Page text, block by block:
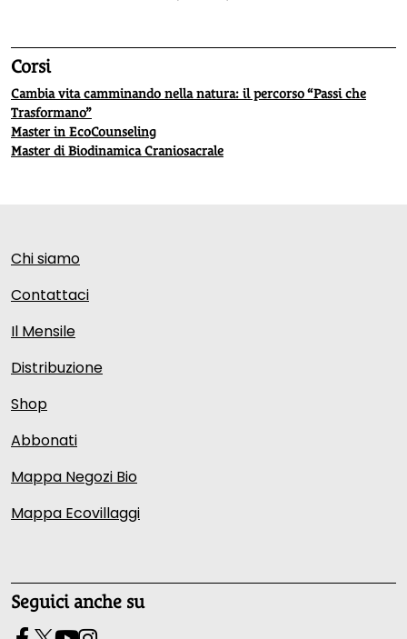
Corsi
Cambia vita camminando nella natura: il percorso “Passi che
Trasformano”
Master in EcoCounseling
Master di Biodinamica Craniosacrale
Chi siamo
Contattaci
Il Mensile
Distribuzione
Shop
Abbonati
Mappa Negozi Bio
Mappa Ecovillaggi
Seguici anche su